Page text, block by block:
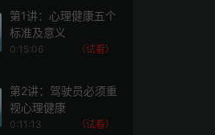
第1讲：心理健康五个
标准及意义
0:15:06 （试看）
第2讲：驾驶员必须重
视心理健康
0:11:13 （试看）